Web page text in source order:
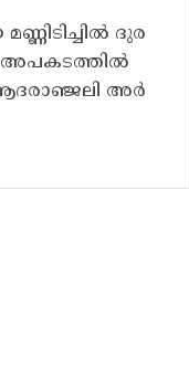
ദുര
അപകടത്തിൽ
അർ